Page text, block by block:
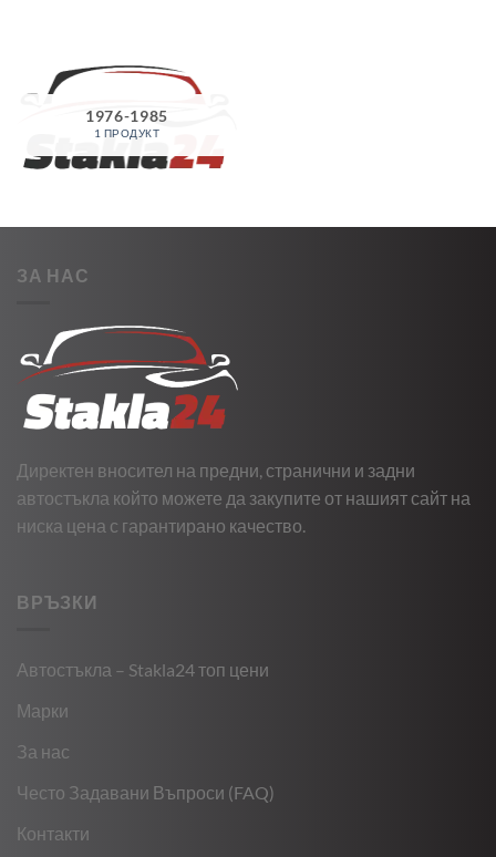
1976-1985
1 ПРОДУКТ
ЗА НАС
Директен вносител на предни, странични и задни
автостъкла който можете да закупите от нашият сайт на
ниска цена с гарантирано качество.
ВРЪЗКИ
Автостъкла – Stakla24 топ цени
Марки
За нас
Често Задавани Въпроси (FAQ)
Контакти